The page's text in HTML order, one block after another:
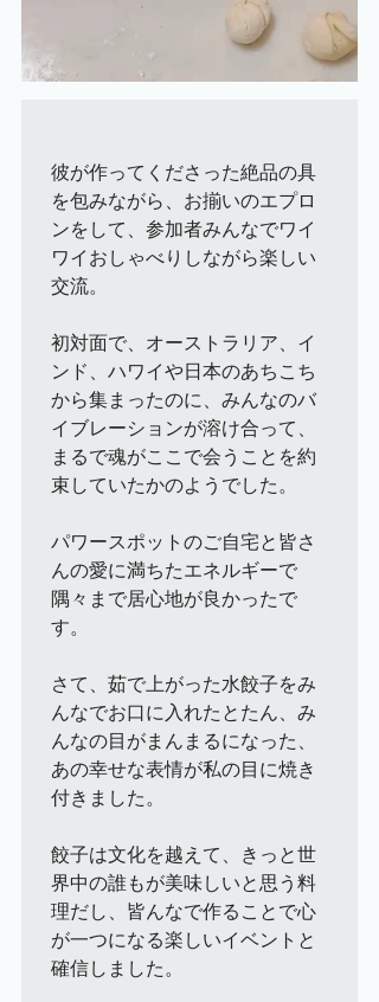
彼が作ってくださった絶品の具
を包みながら、お揃いのエプロ
ンをして、参加者みんなでワイ
ワイおしゃべりしながら楽しい
交流。
初対面で、オーストラリア、イ
ンド、ハワイや日本のあちこち
から集まったのに、みんなのバ
イブレーションが溶け合って、
まるで魂がここで会うことを約
束していたかのようでした。
パワースポットのご自宅と皆さ
んの愛に満ちたエネルギーで
隅々まで居心地が良かったで
す。
さて、茹で上がった水餃子をみ
んなでお口に入れたとたん、み
んなの目がまんまるになった、
あの幸せな表情が私の目に焼き
付きました。
餃子は文化を越えて、きっと世
界中の誰もが美味しいと思う料
理だし、皆んなで作ることで心
が一つになる楽しいイベントと
確信しました。